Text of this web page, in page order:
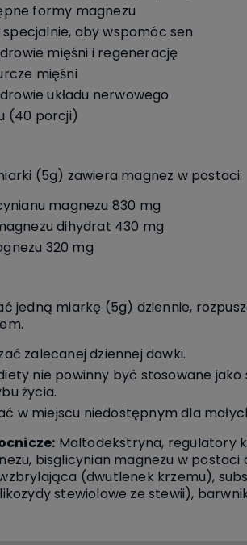
formy magnezu
aby wspomóc sen
mięśni i regenerację
mięśni
układu nerwowego
(40 porcji)
(5g) zawiera magnez w postaci:
magnezu 830 mg
dihydrat 430 mg
320 mg
jedną miarkę (5g) dziennie,
zalecanej dziennej dawki.
nie powinny być stosowane
życia.
w miejscu niedostępnym dla
Maltodekstryna, regulatory
bisglicynian magnezu w
(dwutlenek krzemu),
stewiolowe ze stewii),